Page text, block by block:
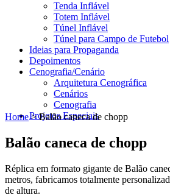
Tenda Inflável
Totem Inflável
Túnel Inflável
Túnel para Campo de Futebol
Ideias para Propaganda
Depoimentos
Cenografia/Cenário
Arquitetura Cenográfica
Cenários
Cenografia
Projetos Especiais
Home> Balão caneca de chopp
Balão caneca de chopp
Réplica em formato gigante de Balão
metros, fabricamos totalmente
de altura.